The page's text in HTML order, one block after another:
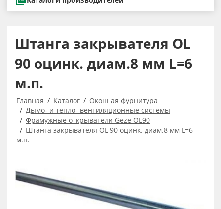
Штанга закрывателя OL
90 оцинк. диам.8 мм L=6
м.п.
Главная Каталог
Оконная фурнитура
Дымо- и тепло- вентиляционные системы
Фрамужные открыватели Geze OL90
Штанга закрывателя OL 90 оцинк. диам.8 мм L=6
м.п.